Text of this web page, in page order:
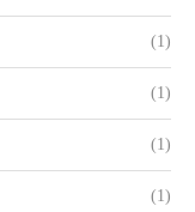
(1)
(1)
(1)
(1)